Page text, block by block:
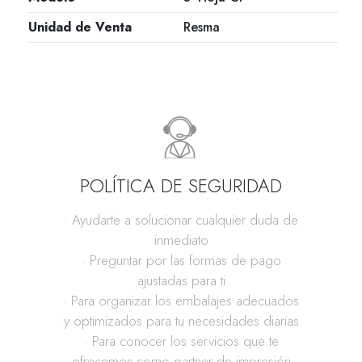
Unidad de Venta
Resma
POLÍTICA DE SEGURIDAD
· Ayudarte a solucionar cualquier duda de
inmediato
· Preguntar por las formas de pago
ajustadas para ti
· Para organizar los embalajes adecuados
y optimizados para tu necesidades diarias
· Para conocer los servicios que te